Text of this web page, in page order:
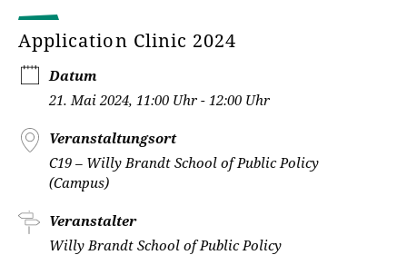
Application Clinic 2024
Datum
21. Mai 2024, 11:00 Uhr - 12:00 Uhr
Veranstaltungsort
C19 – Willy Brandt School of Public Policy
(Campus)
Veranstalter
Willy Brandt School of Public Policy